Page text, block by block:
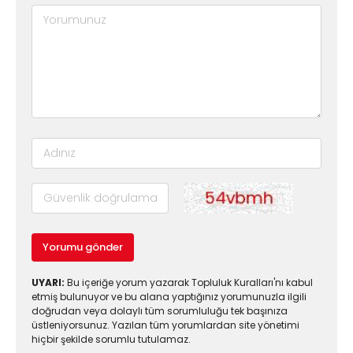
Yorumu gönder
UYARI: Bu içeriğe yorum yazarak Topluluk Kuralları'nı kabul
etmiş bulunuyor ve bu alana yaptığınız yorumunuzla ilgili
doğrudan veya dolaylı tüm sorumluluğu tek başınıza
üstleniyorsunuz. Yazılan tüm yorumlardan site yönetimi
hiçbir şekilde sorumlu tutulamaz.